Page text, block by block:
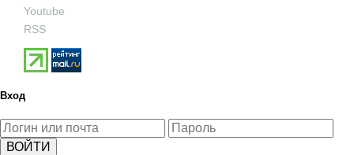
Youtube
RSS
Вход